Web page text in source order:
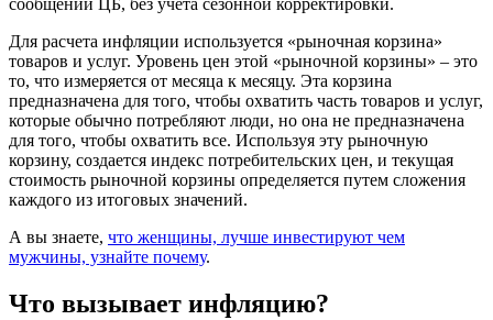
сообщении ЦБ, без учета сезонной корректировки.
Для расчета инфляции используется «рыночная корзина»
товаров и услуг. Уровень цен этой «рыночной корзины» – это
то, что измеряется от месяца к месяцу. Эта корзина
предназначена для того, чтобы охватить часть товаров и услуг,
которые обычно потребляют люди, но она не предназначена
для того, чтобы охватить все. Используя эту рыночную
корзину, создается индекс потребительских цен, и текущая
стоимость рыночной корзины определяется путем сложения
каждого из итоговых значений.
А вы знаете, что женщины, лучше инвестируют чем
мужчины, узнайте почему.
Что вызывает инфляцию?